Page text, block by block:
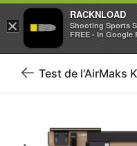
Retour
blog
Test de l'AirMaks
×
RACKNLOAD
Shooting Sports
FREE - In Google